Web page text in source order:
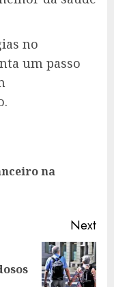
no
um passo
na
Next